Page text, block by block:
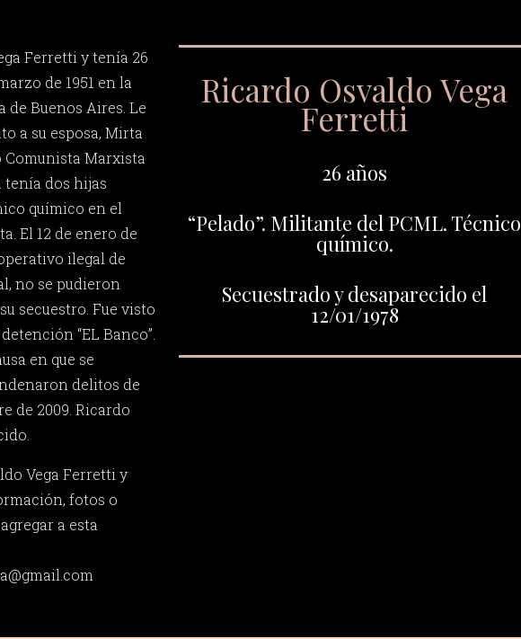
Ferretti y tenía 26
de 1951 en la
de Buenos Aires. Le
a su esposa, Mirta
Marxista
tenía dos hijas
químico en el
El 12 de enero de
ilegal de
no se pudieron
secuestro. Fue visto
“EL Banco”.
en que se
delitos de
de 2009. Ricardo
Vega Ferretti y
fotos o
a esta
Ricardo Osvaldo Vega
Ferretti
26 años
“Pelado”. Militante del PCML. Técnico
químico.
Secuestrado y desaparecido el
12/01/1978